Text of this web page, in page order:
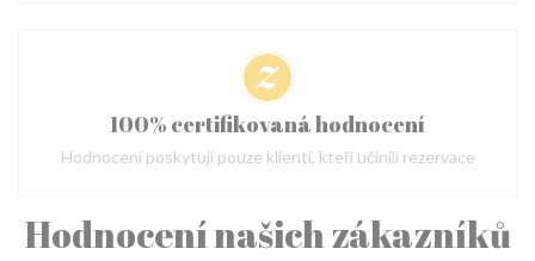
Hodnocení našich zákazníků
100% certifikovaná hodnocení
Hodnocení poskytují pouze klienti, kteří učinili rezervace